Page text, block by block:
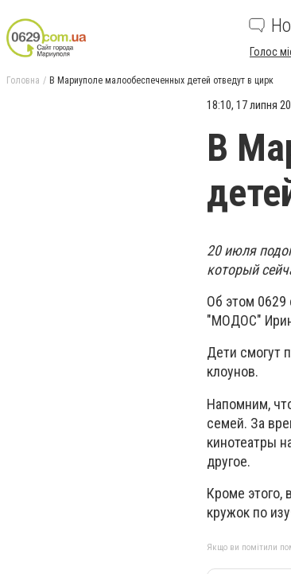
Голос
Головна В Мариуполе малообеспеченных детей отведут в цирк
18:10, 17 липня
В
20 июля
который
Об этом 0629
"МОДОС"
Дети смогут
клоунов.
Напомним,
семей. За
кинотеатры
другое.
Кроме этого,
кружок по
Якщо ви помітили